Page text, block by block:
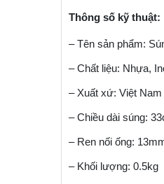
Thông số kỹ thuật:
– Tên sản phẩm:
– Chất liệu: Nhựa,
– Xuất xứ: Việt Nam
– Chiều dài súng:
– Ren nối ống:
– Khối lượng: 0.5kg